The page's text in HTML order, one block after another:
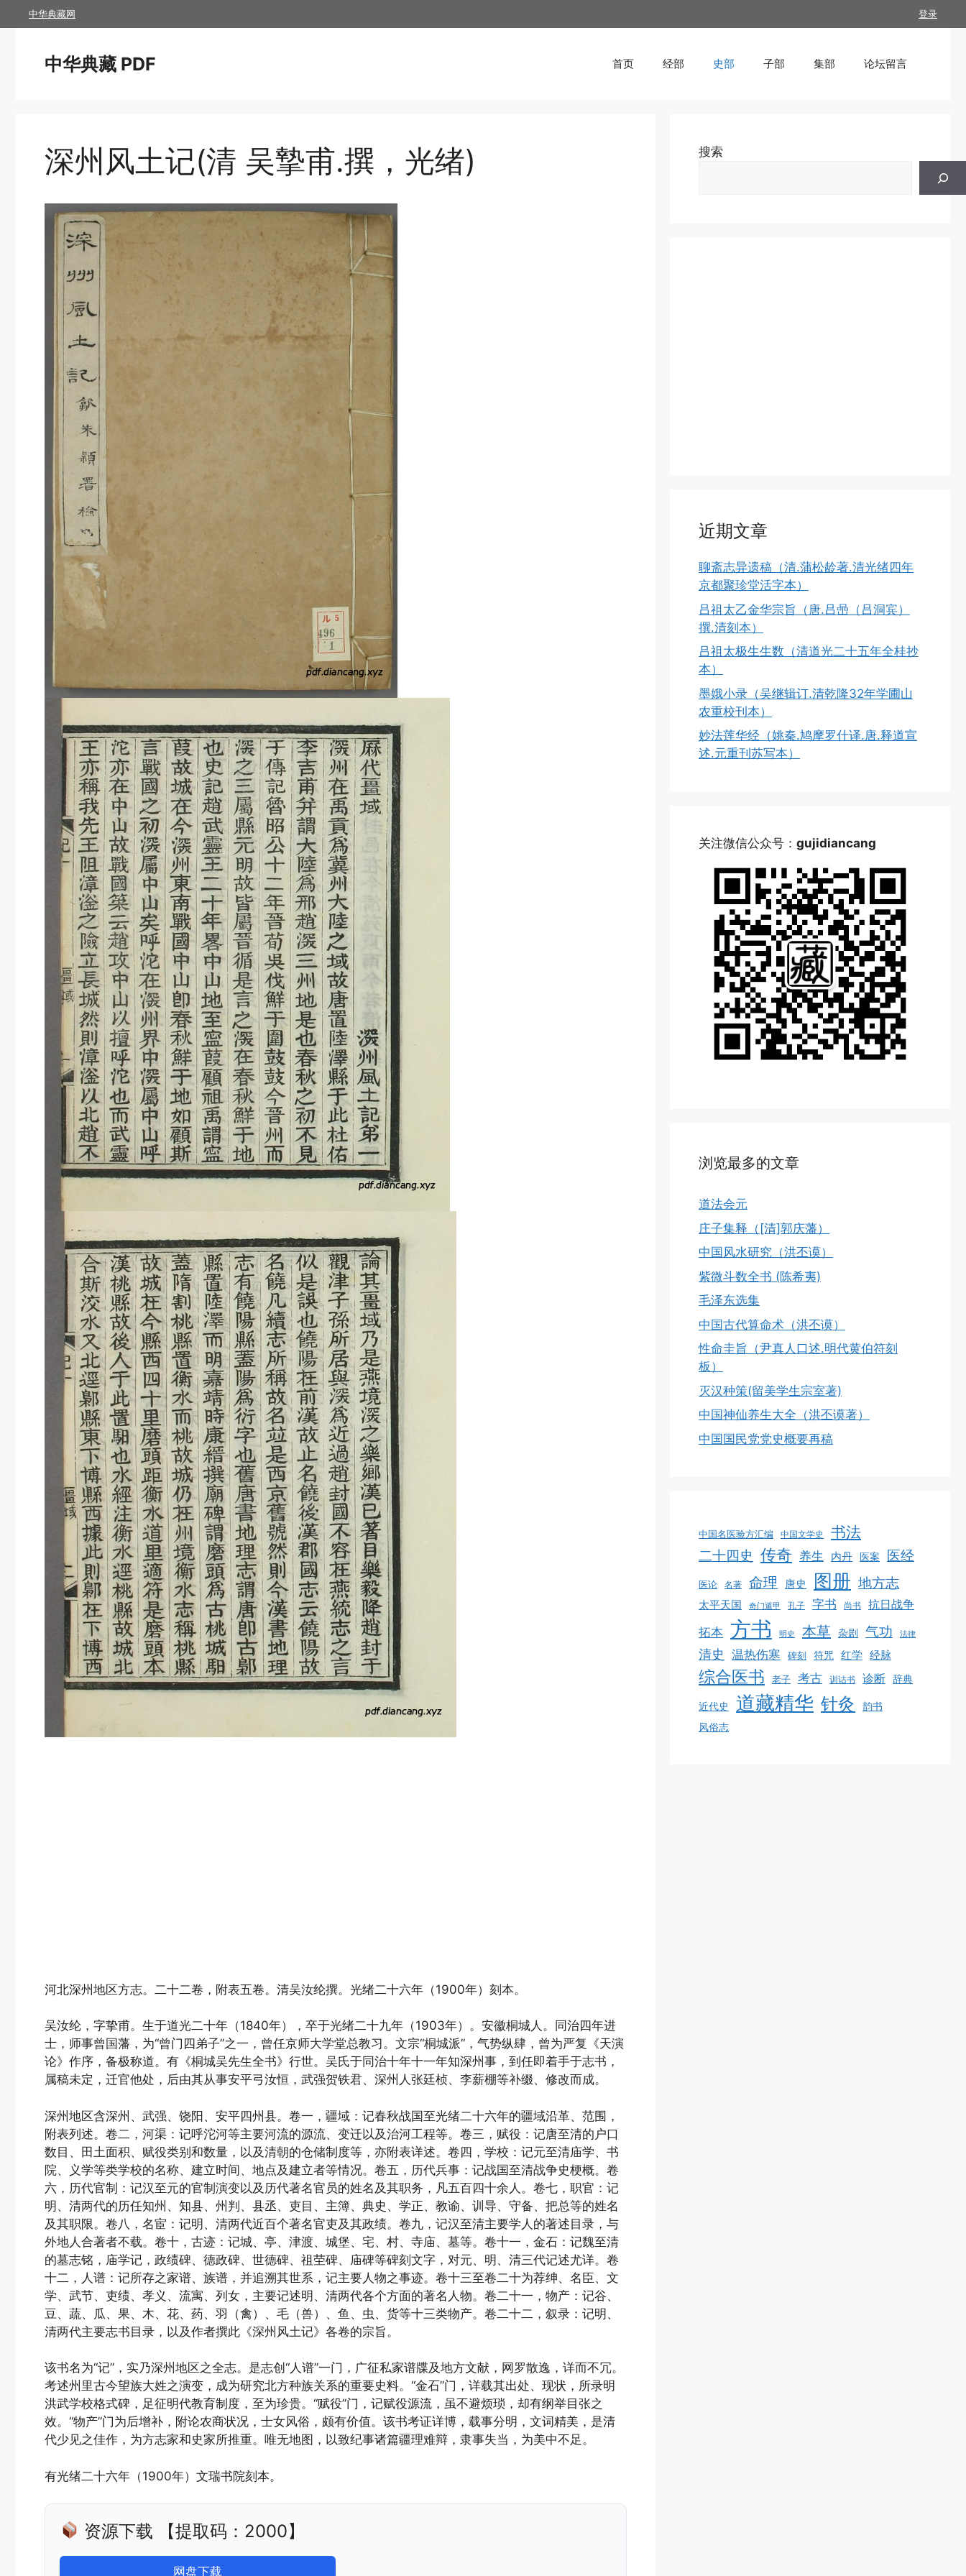
至
登录
中华典藏网
中华典藏 PDF 首页 经部 史部 子部 集部 论坛留言
深州风土记(清 吴摯甫.撰，光绪)
河北深州地区方志。二十二卷，附表五卷。清吴汝纶撰。光绪二十六年（1900年）刻本。
吴汝纶，字挚甫。生于道光二十年（1840年），卒于光绪二十九年（1903年）。安徽桐城人。同治四年进
士，师事曾国藩，为“曾门四弟子”之一，曾任京师大学堂总教习。文宗“桐城派”，气势纵肆，曾为严复《天演
论》作序，备极称道。有《桐城吴先生全书》行世。吴氏于同治十年十一年知深州事，到任即着手于志书，
属稿未定，迁官他处，后由其从事安平弓汝恒，武强贺铁君、深州人张廷桢、李薪棚等补缀、修改而成。
深州地区含深州、武强、饶阳、安平四州县。卷一，疆域：记春秋战国至光绪二十六年的疆域沿革、范围，
附表列述。卷二，河渠：记呼沱河等主要河流的源流、变迁以及治河工程等。卷三，赋役：记唐至清的户口
数目、田土面积、赋役类别和数量，以及清朝的仓储制度等，亦附表详述。卷四，学校：记元至清庙学、书
院、义学等类学校的名称、建立时间、地点及建立者等情况。卷五，历代兵事：记战国至清战争史梗概。卷
六，历代官制：记汉至元的官制演变以及历代著名官员的姓名及其职务，凡五百四十余人。卷七，职官：记
明、清两代的历任知州、知县、州判、县丞、吏目、主簿、典史、学正、教谕、训导、守备、把总等的姓名
及其职限。卷八，名宦：记明、清两代近百个著名官吏及其政绩。卷九，记汉至清主要学人的著述目录，与
外地人合著者不载。卷十，古迹：记城、亭、津渡、城堡、宅、村、寺庙、墓等。卷十一，金石：记魏至清
的墓志铭，庙学记，政绩碑、德政碑、世德碑、祖茔碑、庙碑等碑刻文字，对元、明、清三代记述尤详。卷
十二，人谱：记所存之家谱、族谱，并追溯其世系，记主要人物之事迹。卷十三至卷二十为荐绅、名臣、文
学、武节、吏绩、孝义、流寓、列女，主要记述明、清两代各个方面的著名人物。卷二十一，物产：记谷、
豆、蔬、瓜、果、木、花、药、羽（禽）、毛（兽）、鱼、虫、货等十三类物产。卷二十二，叙录：记明、
清两代主要志书目录，以及作者撰此《深州风土记》各卷的宗旨。
该书名为“记”，实乃深州地区之全志。是志创“人谱”一门，广征私家谱牒及地方文献，网罗散逸，详而不冗。
考述州里古今望族大姓之演变，成为研究北方种族关系的重要史料。“金石”门，详载其出处、现状，所录明
洪武学校格式碑，足征明代教育制度，至为珍贵。“赋役”门，记赋役源流，虽不避烦琐，却有纲举目张之
效。“物产”门为后增补，附论农商状况，士女风俗，颇有价值。该书考证详博，载事分明，文词精美，是清
代少见之佳作，为方志家和史家所推重。唯无地图，以致纪事诸篇疆理难辩，隶事失当，为美中不足。
有光绪二十六年（1900年）文瑞书院刻本。
资源下载 【提取码：2000】
网盘下载
搜索
近期文章
聊斋志异遗稿（清.蒲松龄著.清光绪四年
京都聚珍堂活字本）
吕祖太乙金华宗旨（唐.吕喦（吕洞宾）
撰.清刻本）
吕祖太极生生数（清道光二十五年全桂抄
本）
墨娥小录（吴继辑订.清乾隆32年学圃山
农重校刊本）
妙法莲华经（姚秦.鸠摩罗什译.唐.释道宣
述.元重刊苏写本）
关注微信公众号： gujidiancang
浏览最多的文章
道法会元
庄子集释（[清]郭庆藩）
中国风水研究（洪丕谟）
紫微斗数全书 (陈希夷)
毛泽东选集
中国古代算命术（洪丕谟）
性命圭旨（尹真人口述.明代黄伯符刻
板）
灭汉种策(留美学生宗室著)
中国神仙养生大全（洪丕谟著）
中国国民党党史概要再稿
中国名医验方汇编 中国文学史 书法
二十四史 传奇 养生 内丹 医案 医经
医论 名著 命理 唐史 图册 地方志
太平天国 奇门遁甲 孔子 字书 尚书 抗日战争
拓本 方书 明史 本草 杂剧 气功 法律
清史 温热伤寒 碑刻 符咒 红学 经脉
综合医书 老子 考古 训诂书 诊断 辞典
近代史 道藏精华 针灸 韵书
风俗志